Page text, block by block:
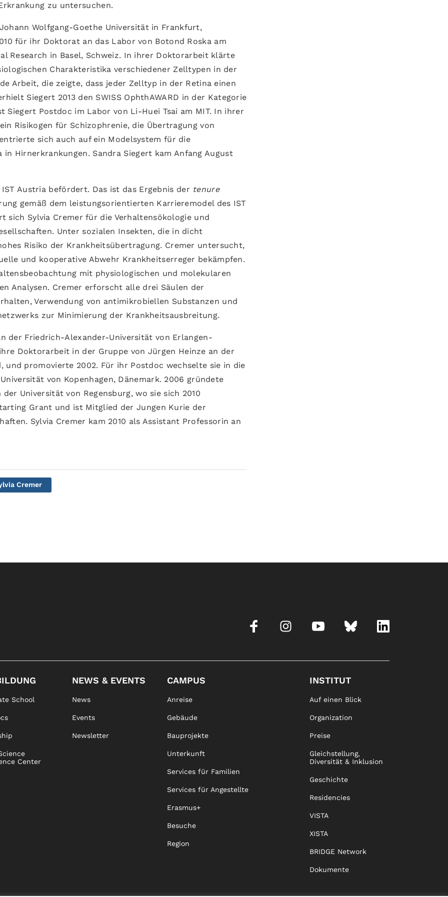
zu untersuchen.
Wolfgang-Goethe Universität in Frankfurt,
für ihr Doktorat an das Labor von Botond Roska am
Research in Basel, Schweiz. In ihrer Doktorarbeit klärte
Charakteristika verschiedener Zelltypen in der
Arbeit, die zeigte, dass jeder Zelltyp in der Retina einen
Siegert 2013 den SWISS OphthAWARD in der Kategorie
Siegert Postdoc im Labor von Li-Huei Tsai am MIT. In ihrer
Risikogen für Schizophrenie, die Übertragung von
sich auch auf ein Modelsystem für die
Hirnerkrankungen. Sandra Siegert kam Anfang August
Austria befördert. Das ist das Ergebnis der tenure
gemäß dem leistungsorientierten Karrieremodel des IST
sich Sylvia Cremer für die Verhaltensökologie und
Unter sozialen Insekten, die in dicht
Risiko der Krankheitsübertragung. Cremer untersucht,
und kooperative Abwehr Krankheitserreger bekämpfen.
mit physiologischen und molekularen
Analysen. Cremer erforscht alle drei Säulen der
Verwendung von antimikrobiellen Substanzen und
zur Minimierung der Krankheitsausbreitung.
der Friedrich-Alexander-Universität von Erlangen-
Doktorarbeit in der Gruppe von Jürgen Heinze an der
und promovierte 2002. Für ihr Postdoc wechselte sie in die
von Kopenhagen, Dänemark. 2006 gründete
Universität von Regensburg, wo sie sich 2010
Grant und ist Mitglied der Jungen Kurie der
Sylvia Cremer kam 2010 als Assistant Professorin an
Cremer
School
Center
NEWS & EVENTS
News
Events
Newsletter
CAMPUS
Anreise
Gebäude
Bauprojekte
Unterkunft
Services für Familien
Services für Angestellte
Erasmus+
Besuche
Region
INSTITUT
Auf einen Blick
Organization
Preise
Gleichstellung,
Diversität & Inklusion
Geschichte
Residencies
VISTA
XISTA
BRIDGE Network
Dokumente